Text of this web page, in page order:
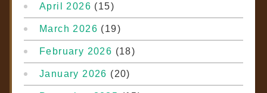
April 2026 (15)
March 2026 (19)
February 2026 (18)
January 2026 (20)